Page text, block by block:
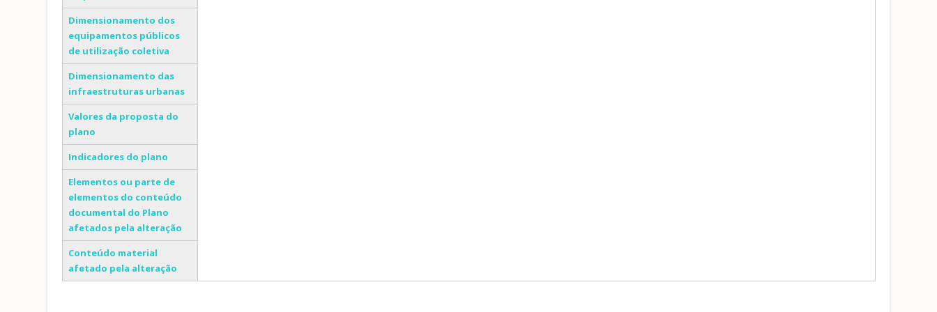
Dimensionamento dos
equipamentos públicos
de utilização coletiva
Dimensionamento das
infraestruturas urbanas
Valores da proposta do
plano
Indicadores do plano
Elementos ou parte de
elementos do conteúdo
documental do Plano
afetados pela alteração
Conteúdo material
afetado pela alteração